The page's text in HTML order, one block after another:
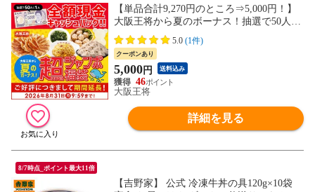
【単品合計9,270円のところ⇒5,000円！】
大阪王将から夏のボーナス！抽選で50人に
1人全額現金キャッシュバック！超（SUPE
R）ジャンボ福袋
5.0 (1件)
クーポンあり
5,000円 送料込み
46
大阪王将
詳細を見る
8/7時点_ポイント最大11倍
【吉野家】 公式 冷凍牛丼の具120g×10袋